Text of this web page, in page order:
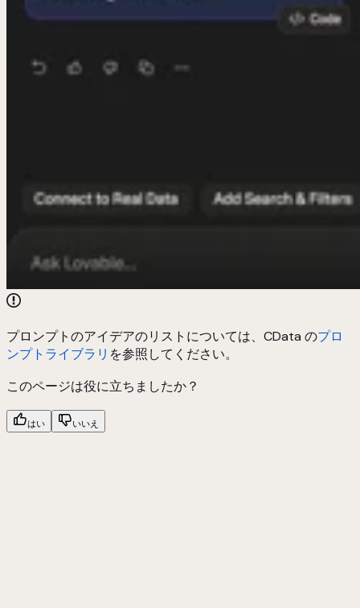
プロンプトのアイデアのリストについては、CData のプロ
ンプトライブラリ を参照してください。
このページは役に立ちましたか？
はい いいえ